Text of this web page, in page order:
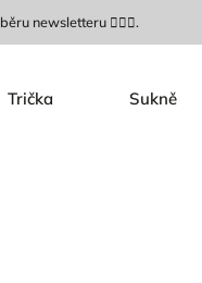
newsletteru 🙋🏼‍♀️.
Trička Sukně